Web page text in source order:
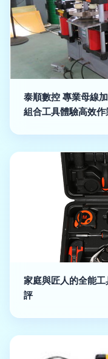
泰順數控 專業母線
組合工具體驗高效作
家庭與匠人的全能
評